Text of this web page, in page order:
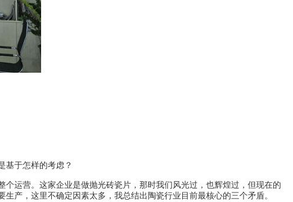
基于怎样的考虑？
运营。这家企业是做抛光砖瓷片，那时我们风光过，也辉煌过，但现在的
产，这里不确定因素太多，我总结出陶瓷行业目前最核心的三个矛盾。